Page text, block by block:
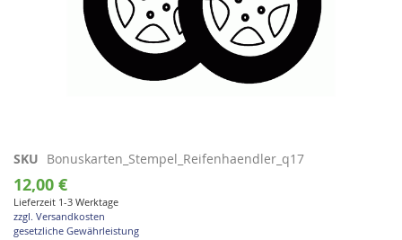
Zum
Anfang
der
Bildgalerie
springen
SKU Bonuskarten_Stempel_Reifenhaendler_q17
12,00 €
Lieferzeit 1-3 Werktage
zzgl. Versandkosten
gesetzliche Gewährleistung